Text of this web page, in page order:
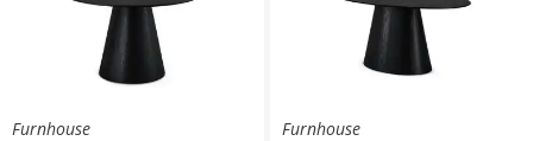
Furnhouse
Furnhouse